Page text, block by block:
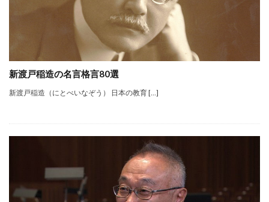
新渡戸稲造の名言格言80選
新渡戸稲造（にとべいなぞう） 日本の教育 […]